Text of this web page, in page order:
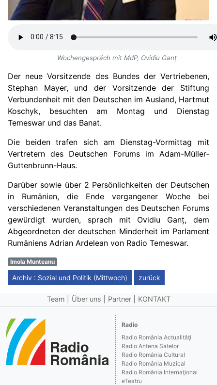
Wochengespräch mit MdP, Ovidiu Ganț
Der neue Vorsitzende des Bundes der Vertriebenen,
Stephan Mayer, und der Vorsitzende der Stiftung
Verbundenheit mit den Deutschen im Ausland, Hartmut
Koschyk, besuchten am Montag und Dienstag
Temeswar und das Banat.
Die beiden trafen sich am Dienstag-Vormittag mit
Vertretern des Deutschen Forums im Adam-Müller-
Guttenbrunn-Haus.
Darüber sowie über 2 Persönlichkeiten der Deutschen
in Rumänien, die Ende vergangener Woche bei
verschiedenen Veranstaltungen des Deutschen Forums
gewürdigt wurden, sprach mit Ovidiu Ganț, dem
Abgeordneten der deutschen Minderheit im Parlament
Rumäniens Adrian Ardelean von Radio Temeswar.
Imola Munteanu
Archiv : Sozial und Politik (Mittwoch) zurück
Team Über uns Partner KONTAKT
Radio
Radio România Actualităţi
Radio Antena Satelor
Radio România Cultural
Radio România Muzical
Radio România Internaţional
eTeatru